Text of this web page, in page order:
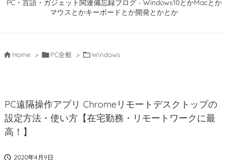
PC・言語・ガジェット関連備忘録ブログ - Windows10とかMacとか
マウスとかキーボードとか開発とかとか
検索
 Home > PC全般 > Windows
PC遠隔操作アプリ Chromeリモートデスクトップの
設定方法・使い方【在宅勤務・リモートワークに最
高！】
 2020年4月9日